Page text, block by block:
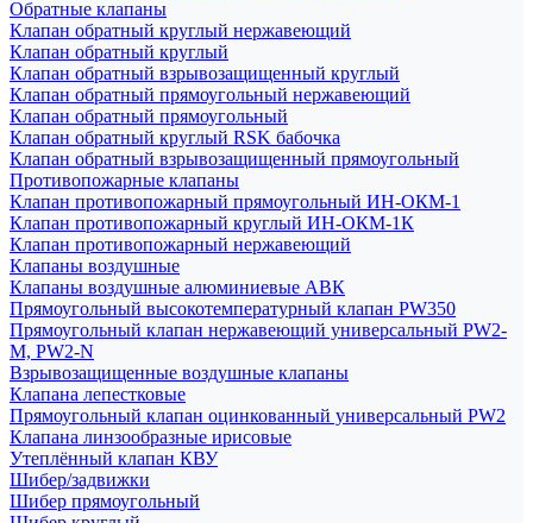
Обратные клапаны
Клапан обратный круглый нержавеющий
Клапан обратный круглый
Клапан обратный взрывозащищенный круглый
Клапан обратный прямоугольный нержавеющий
Клапан обратный прямоугольный
Клапан обратный круглый RSK бабочка
Клапан обратный взрывозащищенный прямоугольный
Противопожарные клапаны
Клапан противопожарный прямоугольный ИН-ОКМ-1
Клапан противопожарный круглый ИН-ОКМ-1К
Клапан противопожарный нержавеющий
Клапаны воздушные
Клапаны воздушные алюминиевые АВК
Прямоугольный высокотемпературный клапан PW350
Прямоугольный клапан нержавеющий универсальный PW2-
M, PW2-N
Взрывозащищенные воздушные клапаны
Клапана лепестковые
Прямоугольный клапан оцинкованный универсальный PW2
Клапана линзообразные ирисовые
Утеплённый клапан КВУ
Шибер/задвижки
Шибер прямоугольный